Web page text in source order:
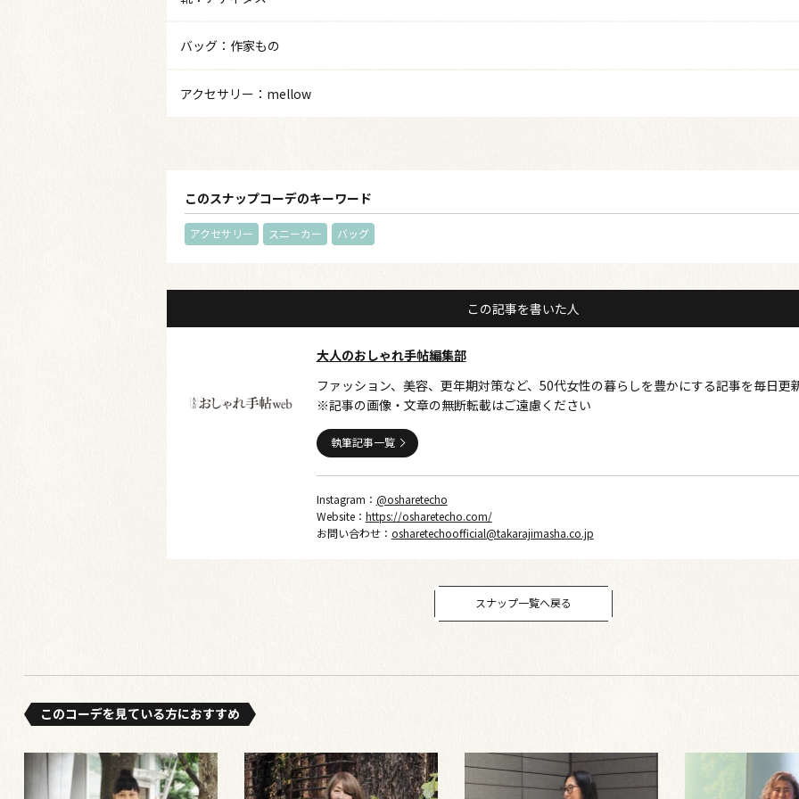
バッグ：作家もの
アクセサリー：mellow
このスナップコーデのキーワード
アクセサリー スニーカー バッグ
この記事を書いた人
大人のおしゃれ手帖編集部
ファッション、美容、更年期対策など、50代女性の暮らしを豊かにする記事を毎日更
※記事の画像・文章の無断転載はご遠慮ください
執筆記事一覧
Instagram： @osharetecho
Website： https://osharetecho.com/
お問い合わせ： osharetechoofficial@takarajimasha.co.jp
スナップ一覧へ戻る
このコーデを⾒ている⽅におすすめ